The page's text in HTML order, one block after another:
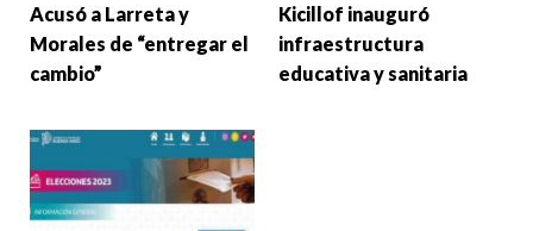
Acusó a Larreta y
Morales de “entregar el
cambio”
Kicillof inauguró
infraestructura
educativa y sanitaria